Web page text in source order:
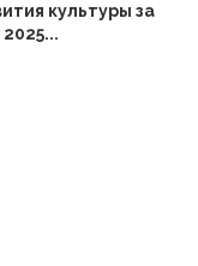
культуры за
2025...